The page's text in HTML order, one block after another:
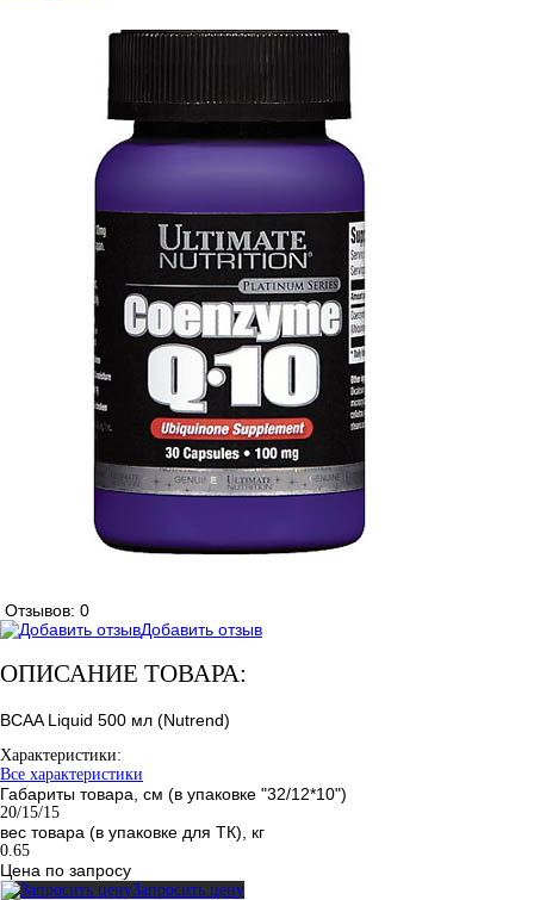
Отзывов: 0
Добавить отзыв
ОПИСАНИЕ ТОВАРА:
BCAA Liquid 500 мл (Nutrend)
Характеристики:
Все характеристики
Габариты товара, см (в упаковке "32/12*10")
20/15/15
вес товара (в упаковке для ТК), кг
0.65
Цена по запросу
Запросить цену